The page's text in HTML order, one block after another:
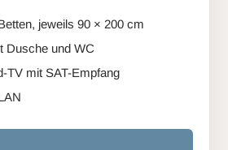
jeweils 90 × 200 cm
Dusche und WC
TV mit SAT-Empfang